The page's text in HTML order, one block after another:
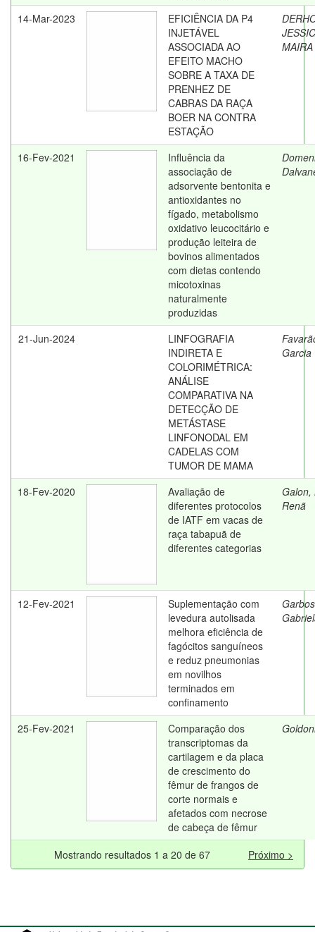
14-Mar-2023
EFICIÊNCIA DA P4
INJETÁVEL
ASSOCIADA AO
EFEITO MACHO
SOBRE A TAXA DE
PRENHEZ DE
CABRAS DA RAÇA
BOER NA CONTRA
ESTAÇÃO
MAIRA
16-Fev-2021
Influência da
associação de
adsorvente bentonita e
antioxidantes no
fígado, metabolismo
oxidativo leucocitário e
produção leiteira de
bovinos alimentados
com dietas contendo
micotoxinas
naturalmente
produzidas
21-Jun-2024
LINFOGRAFIA
INDIRETA E
COLORIMÉTRICA:
ANÁLISE
COMPARATIVA NA
DETECÇÃO DE
METÁSTASE
LINFONODAL EM
CADELAS COM
TUMOR DE MAMA
Garcia
18-Fev-2020
Avaliação de
diferentes protocolos
de IATF em vacas de
raça tabapuã de
diferentes categorias
Galon,
Renã
12-Fev-2021
Suplementação com
levedura autolisada
melhora eficiência de
fagócitos sanguíneos
e reduz pneumonias
em novilhos
terminados em
confinamento
25-Fev-2021
Comparação dos
transcriptomas da
cartilagem e da placa
de crescimento do
fêmur de frangos de
corte normais e
afetados com necrose
de cabeça de fêmur
Mostrando resultados 1 a 20 de 67 Próximo >